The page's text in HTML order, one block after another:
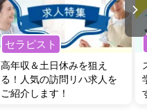
セラピスト
高年収＆土日休みを狙え
る！人気の訪問リハ求人を
ご紹介します！